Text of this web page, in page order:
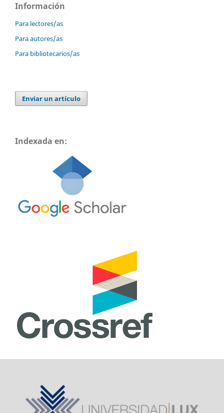
Información
Para lectores/as
Para autores/as
Para bibliotecarios/as
Enviar un artículo
Indexada en: